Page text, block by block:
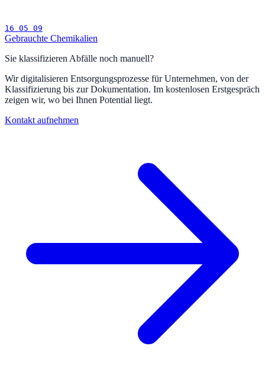
16 05 09
Gebrauchte Chemikalien
Sie klassifizieren Abfälle noch manuell?
Wir digitalisieren Entsorgungsprozesse für Unternehmen, von der
Klassifizierung bis zur Dokumentation. Im kostenlosen Erstgespräch
zeigen wir, wo bei Ihnen Potential liegt.
Kontakt aufnehmen